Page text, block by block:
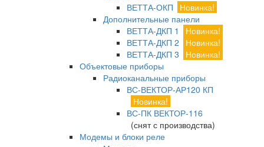
ВЕТТА-ОКП
Новинка!
Дополнительные панели
ВЕТТА-ДКП 1
Новинка!
ВЕТТА-ДКП 2
Новинка!
ВЕТТА-ДКП 3
Новинка!
Объектовые приборы
Радиоканальные приборы
ВС-ВЕКТОР-АР120 КП
Новинка!
ВС-ПК ВЕКТОР-116
(снят с производства)
Модемы и блоки реле